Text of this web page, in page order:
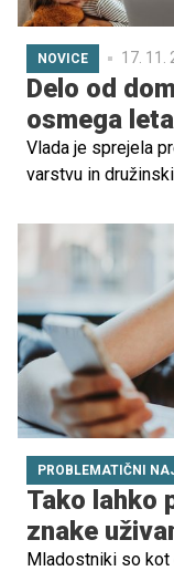
NOVICE 17. 11.
Delo od
osmega
Vlada je sprejela
varstvu in
otrokovega
od doma, pa pri
PROBLEMATIČNI
Tako lahko
znake
Mladostniki so kot